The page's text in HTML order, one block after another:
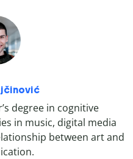
degree in cognitive
in music, digital media
between art and